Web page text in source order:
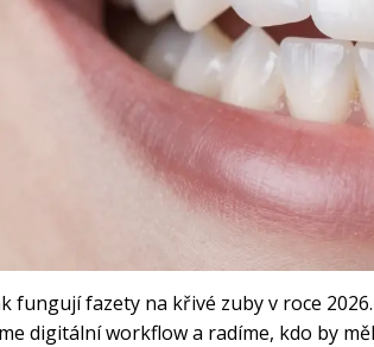
fungují fazety na křivé zuby v roce
digitální workflow a radíme, kdo by